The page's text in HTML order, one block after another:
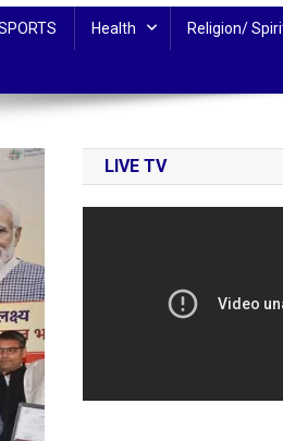
Health Religion/
LIVE TV